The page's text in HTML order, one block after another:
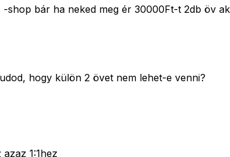
-shop bár ha neked meg ér 30000Ft-t 2db öv
hogy külön 2 övet nem lehet-e venni?
1:1hez